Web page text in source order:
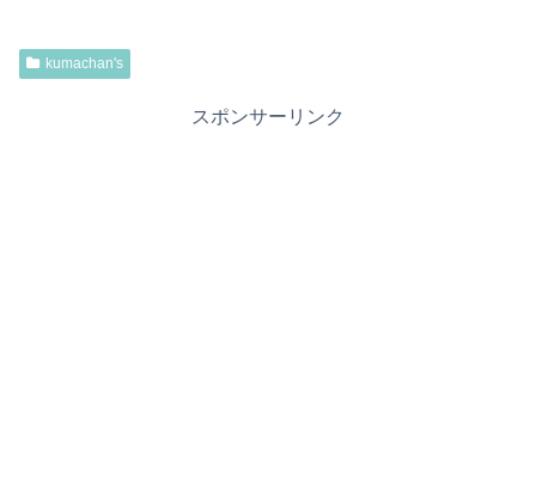
kumachan's
スポンサーリンク